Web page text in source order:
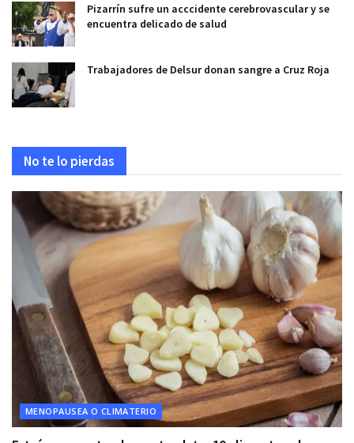
Pizarrín sufre un acccidente cerebrovascular y se
encuentra delicado de salud
Trabajadores de Delsur donan sangre a Cruz Roja
No te lo pierdas
MENOPAUSEA O CLIMATERIO